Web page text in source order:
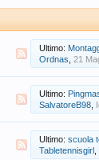
Ultimo:
Ordnas 21
Ultimo:
SalvatoreB98
Ultimo: scuola
Tabletennisgirl